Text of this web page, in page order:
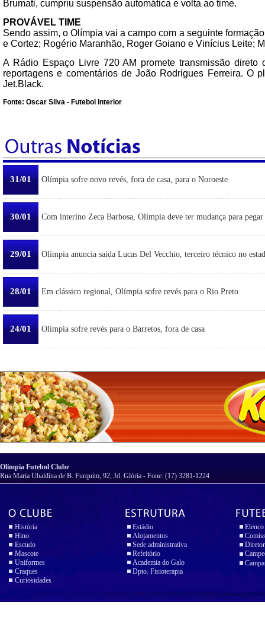
Brumati, cumpriu suspensão automática e volta ao time.
PROVÁVEL TIME
Sendo assim, o Olímpia vai a campo com a seguinte
e Cortez; Rogério Maranhão, Roger Goiano e Vinícius Leite;
A Rádio Espaço Livre 720 AM promete transmissão
reportagens e comentários de João Rodrigues Ferreira. O
Jet.Black.
Fonte: Oscar Silva - Futebol Interior
31/01 Olímpia sofre novo revés, fora de casa, para o Noroeste
30/01 Com interino Zeca Barbosa, Olímpia deve ter mudança para pegar
29/01 Olímpia anuncia saída Lucas Del Vecchio, terceiro técnico no
28/01 Em clássico regional, Olímpia sofre revés para o Rio Preto
24/01 Olímpia sofre revés para o Barretos, fora de casa
Olímpia Futebol Clube
Rua Maria Ubaldina de B. Furquim, 92, Jd. Glória - Fone: (17) 3281-1224
História
Hino
Escudo
Mascote
Uniformes
Craques
Curiosidades
Estádio
Alojamentos
Sede administrativa
Refeitório
Academia do Galo
Dpto. Fisioterapia
Elenco